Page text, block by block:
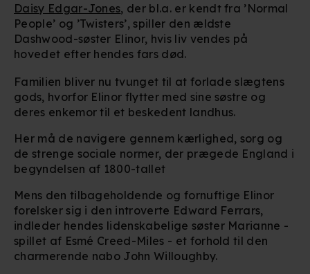
Daisy Edgar-Jones, der bl.a. er kendt fra ’Normal
People’ og ’Twisters’, spiller den ældste
Dashwood-søster Elinor, hvis liv vendes på
hovedet efter hendes fars død.
Familien bliver nu tvunget til at forlade slægtens
gods, hvorfor Elinor flytter med sine søstre og
deres enkemor til et beskedent landhus.
Her må de navigere gennem kærlighed, sorg og
de strenge sociale normer, der prægede England i
begyndelsen af 1800-tallet
Mens den tilbageholdende og fornuftige Elinor
forelsker sig i den introverte Edward Ferrars,
indleder hendes lidenskabelige søster Marianne -
spillet af Esmé Creed-Miles - et forhold til den
charmerende nabo John Willoughby.